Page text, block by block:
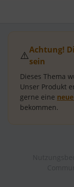
⚠️Achtung!
sein
Dieses Thema
Unser Produkt
gerne eine
bekommen.